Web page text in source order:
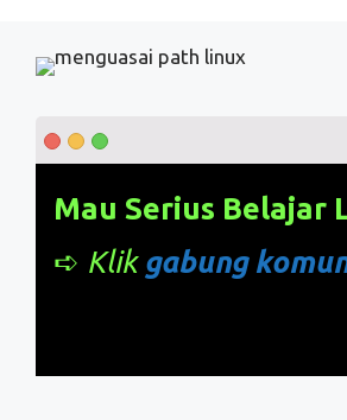
Mau Serius Belajar
➪ Klik gabung